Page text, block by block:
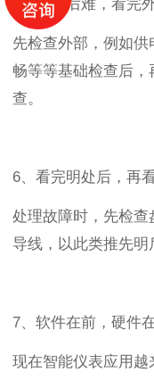
5、先易后难，看完
先检查外部，例如
畅等等基础检查后
查。
6、看完明处后，再
处理故障时，先检
导线，以此类推先明
7、软件在前，硬件
现在智能仪表应用